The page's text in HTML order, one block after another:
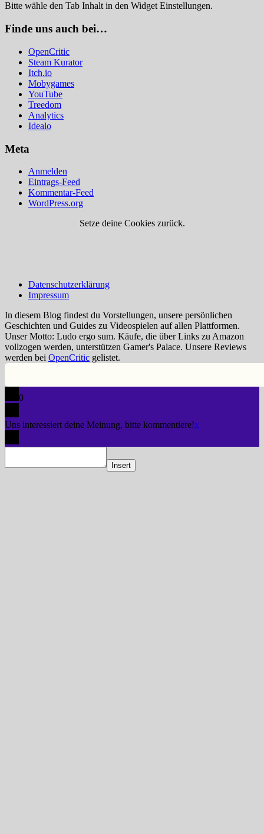
Bitte wähle den Tab Inhalt in den Widget Einstellungen.
Finde uns auch bei…
OpenCritic
Steam Kurator
Itch.io
Mobygames
YouTube
Treedom
Analytics
Idealo
Meta
Anmelden
Eintrags-Feed
Kommentar-Feed
WordPress.org
Setze deine Cookies zurück.
Datenschutzerklärung
Impressum
In diesem Blog findest du Vorstellungen, unsere persönlichen
Geschichten und Guides zu Videospielen auf allen Plattformen.
Unser Motto: Ludo ergo sum. Käufe, die über Links zu Amazon
vollzogen werden, unterstützen Gamer's Palace. Unsere Reviews
werden bei OpenCritic gelistet.
0
Uns interessiert deine Meinung, bitte kommentiere!x
Insert